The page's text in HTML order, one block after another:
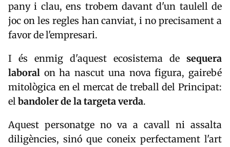
pany i clau, ens trobem davant d'un taulell de
joc on les regles han canviat, i no precisament a
favor de l'empresari.
I és enmig d'aquest ecosistema de sequera
laboral on ha nascut una nova figura, gairebé
mitològica en el mercat de treball del Principat:
elbandoler de la targeta verda.
Aquest personatge no va a cavall ni assalta
diligències, sinó que coneix perfectament l'art